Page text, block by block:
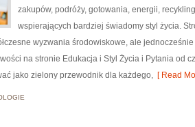
zakupów, podróży, gotowania, energii,
wspierających bardziej świadomy styl życia.
wyzwania środowiskowe, ale
na stronie Edukacja i Styl Życia i Pytania od
jako zielony przewodnik dla każdego, [ Read